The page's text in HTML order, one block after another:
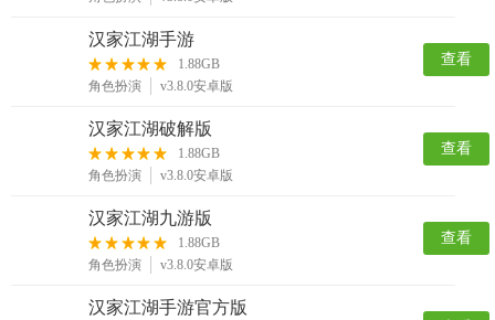
汉家江湖手游
1.88GB
角色扮演
v3.8.0安卓版
查看
汉家江湖破解版
1.88GB
角色扮演
v3.8.0安卓版
查看
汉家江湖九游版
1.88GB
角色扮演
v3.8.0安卓版
查看
汉家江湖手游官方版